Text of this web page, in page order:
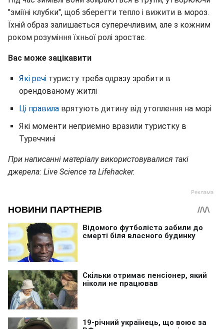
"зміїні клубки", щоб зберегти тепло і вижити в мороз.
Їхній образ залишається суперечливим, але з кожним
роком розуміння їхньої ролі зростає.
Вас може зацікавити
Які речі туристу треба одразу зробити в
орендованому житлі
Ці правила врятують дитину від утоплення на морі
Які моменти неприємно вразили туристку в
Туреччині
При написанні матеріалу використовувалися такі
джерела: Live Science та Lifehacker.